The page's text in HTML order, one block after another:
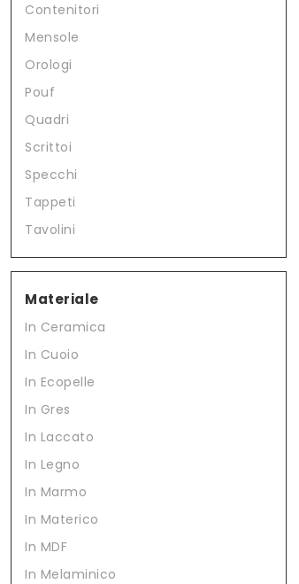
Contenitori
Mensole
Orologi
Pouf
Quadri
Scrittoi
Specchi
Tappeti
Tavolini
Materiale
In Ceramica
In Cuoio
In Ecopelle
In Gres
In Laccato
In Legno
In Marmo
In Materico
In MDF
In Melaminico